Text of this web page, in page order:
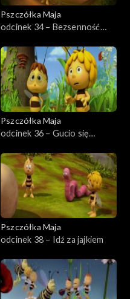
Pszczółka Maja
odcinek 34 – Bezsenność
Pszczółka Maja
odcinek 36 – Gucio się
Pszczółka Maja
odcinek 38 – Idź za jajkiem